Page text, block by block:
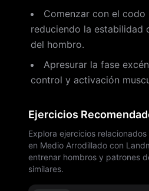
Comenzar con el codo
reduciendo la estabilidad
del hombro.
Apresurar la fase
control y activación
Ejercicios
Explora ejercicios
en Medio Arrodillado con
entrenar hombros y patrones
similares.